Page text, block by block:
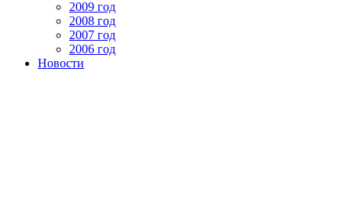
2009 год
2008 год
2007 год
2006 год
Новости